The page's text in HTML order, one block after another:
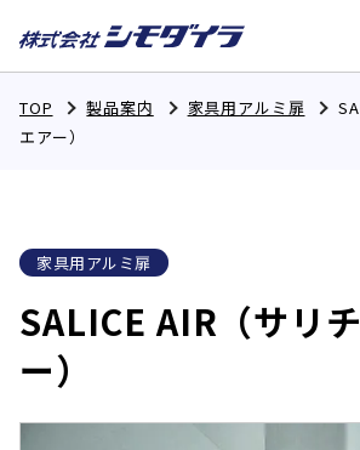
TOP 製品案内 家具用アルミ扉
エアー）
家具用アルミ扉
SALICE AIR（サリ
ー）